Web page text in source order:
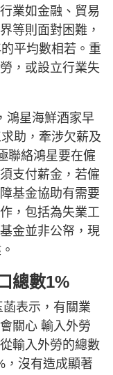
業如金融、貿易
等則面對困難，
平均數相若。重
，或設立行業失
鴻星海鮮酒家早
助，牽涉欠薪及
聯絡鴻星要在僱
支付薪金，若僱
基金協助有需要
，包括為失業工
金並非公帑，現
總數1%
表示，有關業
關心 輸入外勞
輸入外勞的總數
，沒有造成顯著